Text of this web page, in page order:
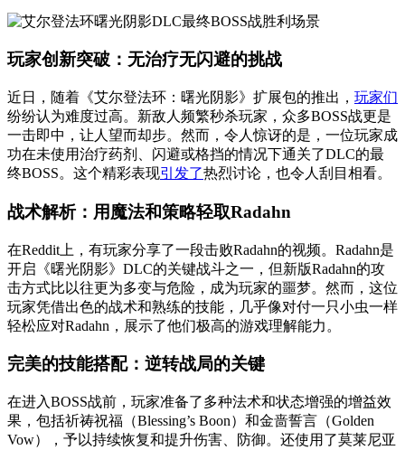
玩家创新突破：无治疗无闪避的挑战
近日，随着《艾尔登法环：曙光阴影》扩展包的推出， 玩家们
纷纷认为难度过高。新敌人频繁秒杀玩家，众多BOSS战更是
一击即中，让人望而却步。然而，令人惊讶的是，一位玩家成
功在未使用治疗药剂、闪避或格挡的情况下通关了DLC的最
终BOSS。这个精彩表现引发了热烈讨论，也令人刮目相看。
战术解析：用魔法和策略轻取Radahn
在Reddit上，有玩家分享了一段击败Radahn的视频。Radahn是
开启《曙光阴影》DLC的关键战斗之一，但新版Radahn的攻
击方式比以往更为多变与危险，成为玩家的噩梦。然而，这位
玩家凭借出色的战术和熟练的技能，几乎像对付一只小虫一样
轻松应对Radahn，展示了他们极高的游戏理解能力。
完美的技能搭配：逆转战局的关键
在进入BOSS战前，玩家准备了多种法术和状态增强的增益效
果，包括祈祷祝福（Blessing’s Boon）和金啬誓言（Golden
Vow），予以持续恢复和提升伤害、防御。还使用了莫莱尼亚